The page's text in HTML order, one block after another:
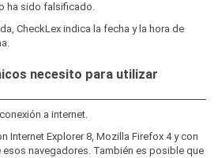
ha sido falsificado.
CheckLex indica la fecha y la hora de
necesito para utilizar
a internet.
Internet Explorer 8, Mozilla Firefox 4 y con
navegadores. También es posible que